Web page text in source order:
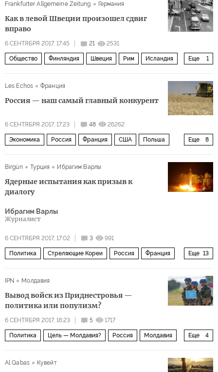
Владимир Путин
Оливер Стоун Аделина Сотникова
НАТО RT Октябрьская революция
военные учения «Запад-2017 пропаганда
Frankfurter Allgemeine Zeitung Германия
Как в левой Швеции произошел сдвиг
вправо
6 СЕНТЯБРЯ 2017, 17:45 21 2531
Еще 1
Общество Финляндия Швеция Рим Исландия
Les Echos
Франция
Россия — наш самый главный конкурент
6 СЕНТЯБРЯ 2017, 17:23 48 26262
Еще 8
Экономика Россия Франция США Польша
потери фермеры Вопросы экономики
Birgün Турция Ибрагим Варлы
Ядерные испытания как призыв к
диалогу
Ибрагим Варлы
Журналист
6 СЕНТЯБРЯ 2017, 17:02 3 991
Еще 13
Политика Стреляющие Кореи Россия Франция
Пакистан
Дональд Трамп Ким Чен Ын
IPN Молдавия
Вывод войск из Приднестровья —
политика или популизм?
6 СЕНТЯБРЯ 2017, 16:23 5 1717
Еще 4
Политика Цель — Молдавия? Россия Молдавия
Вооруженные силы России
Al Qabas Кувейт